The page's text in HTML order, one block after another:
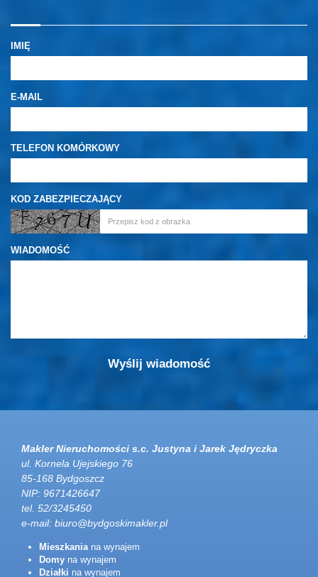
IMIĘ
E-MAIL
TELEFON KOMÓRKOWY
KOD ZABEZPIECZAJĄCY
WIADOMOŚĆ
Makler Nieruchomości s.c. Justyna i Jarek Jędryczka
ul. Kornela Ujejskiego 76
85-168 Bydgoszcz
NIP: 9671426647
tel. 52/3245450
e-mail: biuro@bydgoskimakler.pl
Mieszkaniana wynajem
Domy na wynajem
Działki na wynajem